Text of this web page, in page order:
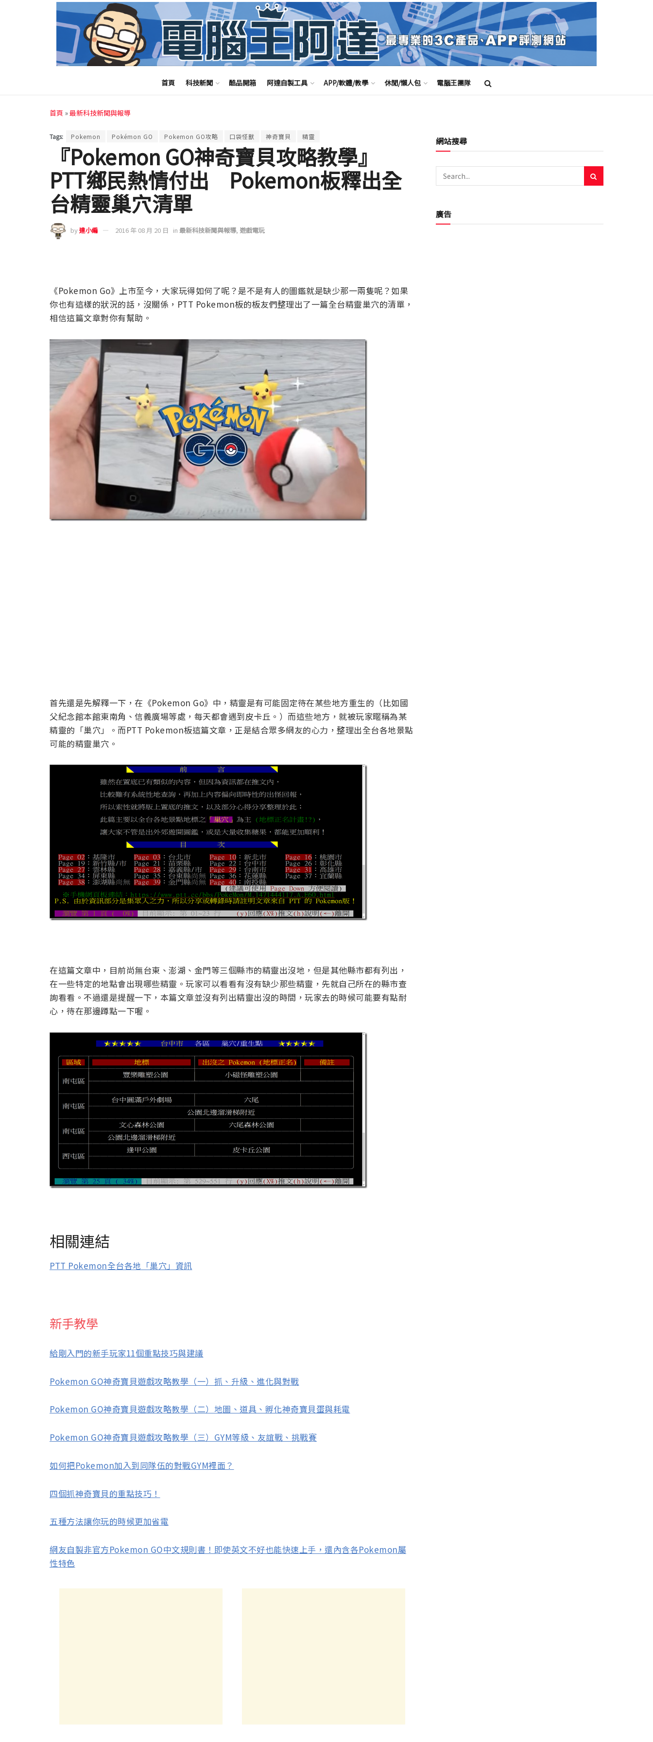
首頁 科技新聞 酷品開箱 阿達自製工具 APP/軟體/教學 休閒/懶人包 電腦王團隊
首頁 »最新科技新聞與報導
Tags: Pokemon Pokémon GO Pokemon GO攻略 口袋怪獸 神奇寶貝 精靈
『Pokemon GO神奇寶貝攻略教學』
PTT鄉民熱情付出 Pokemon板釋出全
台精靈巢穴清單
by達小編 2016 年 08 月 20 日 in 最新科技新聞與報導, 遊戲電玩
《Pokemon Go》上市至今，大家玩得如何了呢？是不是有人的圖鑑就是缺少那一兩隻呢？如果
你也有這樣的狀況的話，沒關係，PTT Pokemon板的板友們整理出了一篇全台精靈巢穴的清單，
相信這篇文章對你有幫助。
首先還是先解釋一下，在《Pokemon Go》中，精靈是有可能固定待在某些地方重生的（比如國
父紀念館本館東南角、信義廣場等處，每天都會遇到皮卡丘。）而這些地方，就被玩家暱稱為某
精靈的「巢穴」。而PTT Pokemon板這篇文章，正是結合眾多網友的心力，整理出全台各地景點
可能的精靈巢穴。
在這篇文章中，目前尚無台東、澎湖、金門等三個縣市的精靈出沒地，但是其他縣市都有列出，
在一些特定的地點會出現哪些精靈。玩家可以看看有沒有缺少那些精靈，先就自己所在的縣市查
詢看看。不過還是提醒一下，本篇文章並沒有列出精靈出沒的時間，玩家去的時候可能要有點耐
心，待在那邊蹲點一下喔。
相關連結
PTT Pokemon全台各地「巢穴」資訊
新手教學
給剛入門的新手玩家11個重點技巧與建議
Pokemon GO神奇寶貝遊戲攻略教學（一）抓、升級、進化與對戰
Pokemon GO神奇寶貝遊戲攻略教學（二）地圖、道具、孵化神奇寶貝蛋與耗電
Pokemon GO神奇寶貝遊戲攻略教學（三）GYM等級、友誼戰、挑戰賽
如何把Pokemon加入到同隊伍的對戰GYM裡面？
四個抓神奇寶貝的重點技巧！
五種方法讓你玩的時候更加省電
網友自製非官方Pokemon GO中文規則書！即使英文不好也能快速上手，還內含各Pokemon屬
性特色
網站搜尋
廣告